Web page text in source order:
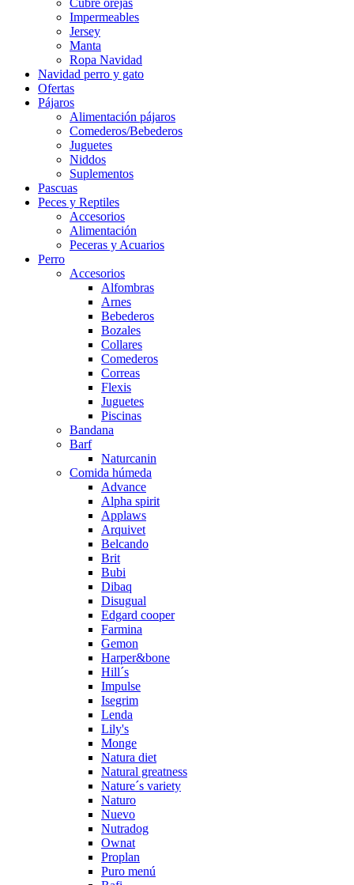
Cubre orejas
Impermeables
Jersey
Manta
Ropa Navidad
Navidad perro y gato
Ofertas
Pájaros
Alimentación pájaros
Comederos/Bebederos
Juguetes
Niddos
Suplementos
Pascuas
Peces y Reptiles
Accesorios
Alimentación
Peceras y Acuarios
Perro
Accesorios
Alfombras
Arnes
Bebederos
Bozales
Collares
Comederos
Correas
Flexis
Juguetes
Piscinas
Bandana
Barf
Naturcanin
Comida húmeda
Advance
Alpha spirit
Applaws
Arquivet
Belcando
Brit
Bubi
Dibaq
Disugual
Edgard cooper
Farmina
Gemon
Harper&bone
Hill´s
Impulse
Isegrim
Lenda
Lily's
Monge
Natura diet
Natural greatness
Nature´s variety
Naturo
Nuevo
Nutradog
Ownat
Proplan
Puro menú